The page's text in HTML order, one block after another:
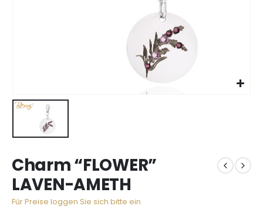
Charm “FLOWER”
LAVEN-AMETH
Für Preise loggen Sie sich bitte ein